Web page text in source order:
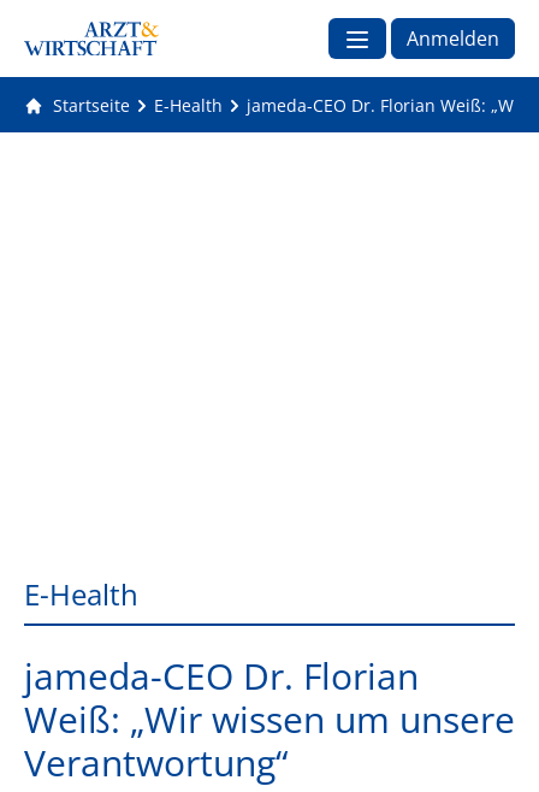
Anmelden
Startseite E-Health jameda-CEO Dr. Florian Weiß:
E-Health
jameda-CEO Dr. Florian
Weiß: „Wir wissen um unsere
Verantwortung“